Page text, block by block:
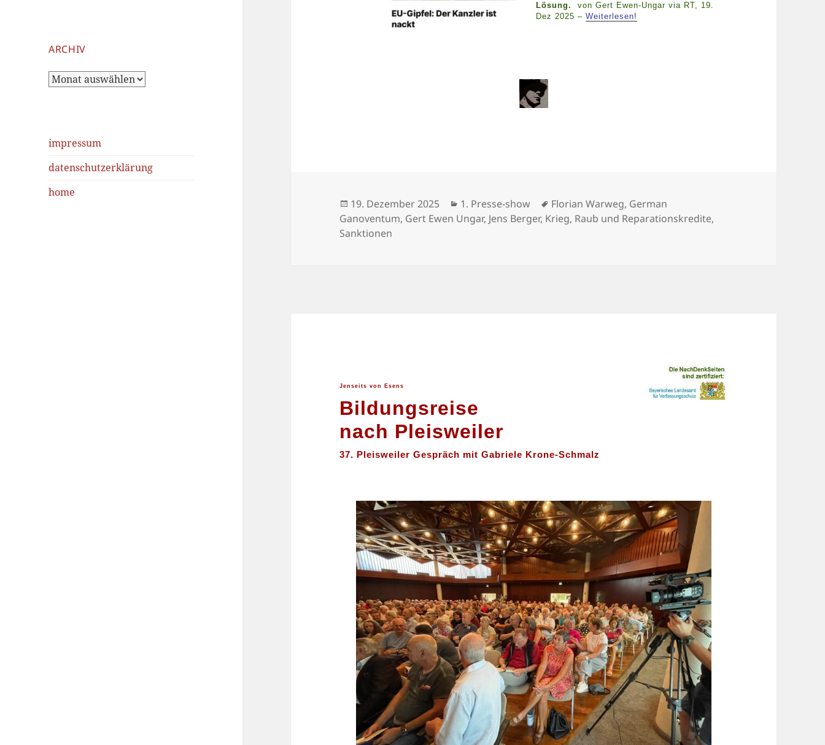
ARCHIV
Archiv
impressum
datenschutzerklärung
home
Lösung.
von Gert Ewen-Ungar via RT, 19.
Dez 2025 – Weiterlesen!
Veröffentlicht
am
19. Dezember 2025 Kategorien
1. Presse-show Schlagwörter
Florian Warweg, German
Ganoventum, Gert Ewen Ungar, Jens Berger, Krieg, Raub und Reparationskredite,
Sanktionen
Jenseits von Esens
Bildungsreise
nach Pleisweiler
37. Pleisweiler Gespräch mit Gabriele Krone-Schmalz